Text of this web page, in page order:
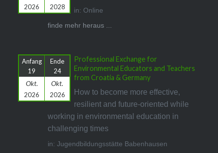
2026 2028
in: Online
finde mehr heraus ...
Anfang
19
Okt.
2026
Ende
24
Okt.
2026
Professional Exchange for
Environmental Educators and Teachers
from Croatia & Germany
How to become more effective,
resilient and future-oriented while
working in environmental education in
challenging times
in: Jugendbildungsstätte Babenhausen